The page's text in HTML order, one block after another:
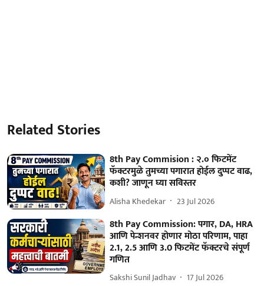
Related Stories
8th Pay Commision : २.० फिटमेंट
फॅक्टरमुळे तुमच्या पगारात होईल दुप्पट वाढ,
कशी? जाणून घ्या सविस्तर
Alisha Khedekar 23 Jul 2026
8th Pay Commission: पगार, DA, HRA
आणि पेन्शनवर होणार मोठा परिणाम, पाहा
2.1, 2.5 आणि 3.0 फिटमेंट फॅक्टरचे संपूर्ण
गणित
Sakshi Sunil Jadhav 17 Jul 2026